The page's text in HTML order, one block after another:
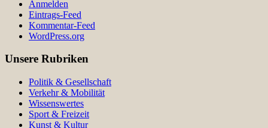
Anmelden
Eintrags-Feed
Kommentar-Feed
WordPress.org
Unsere Rubriken
Politik & Gesellschaft
Verkehr & Mobilität
Wissenswertes
Sport & Freizeit
Kunst & Kultur